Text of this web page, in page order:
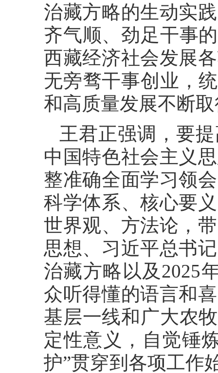
治藏方略的生动实
齐气顺、劲足干事
西藏经济社会发展
无旁骛干事创业，
和高质量发展不断
王君正强调，要
中国特色社会主义
整准确全面学习领
科学体系、核心要
世界观、方法论，
思想、习近平总书
治藏方略以及2025
众听得懂的语言和
基层一线和广大农
定性意义，自觉锤
护”贯穿到各项工作